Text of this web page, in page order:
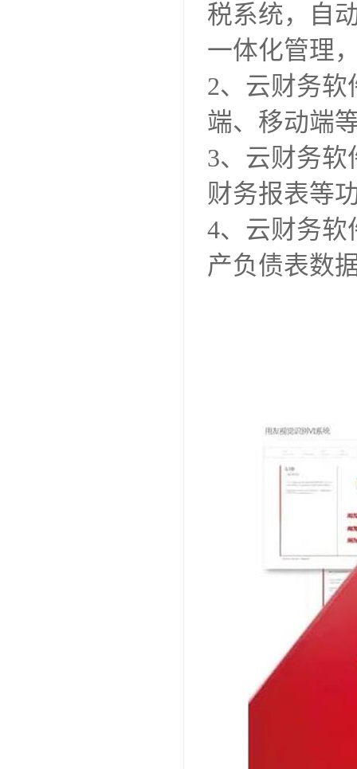
税系统，自
一体化管理
2、云财务软
端、移动端
3、云财务
财务报表等
4、云财务软
产负债表数